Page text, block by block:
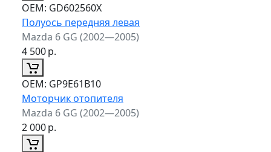
ОЕМ: GD602560X
Полуось передняя левая
Mazda 6 GG (2002—2005)
4 500р.
ОЕМ: GP9E61B10
Моторчик отопителя
Mazda 6 GG (2002—2005)
2 000р.